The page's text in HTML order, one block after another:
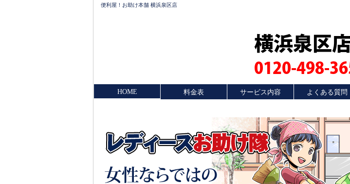
便利屋！お助け本舗 横浜泉区店
横浜泉区
0120-498-
HOME 料金表 サービス内容 よくある質問